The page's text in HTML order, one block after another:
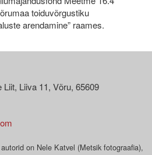
toiduvõrgustiku
arendamine” raames.
Liit, Liiva 11, Võru, 65609
on Nele Katvel (Metsik fotograafia),